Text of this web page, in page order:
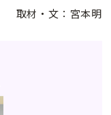
取材・文：宮本明